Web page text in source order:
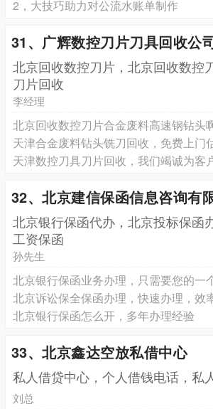
2，大技巧助力对公流水账单制作
31、广辉数控刀片刀具回收公
北京回收数控刀片，北京回收数控
刀片回收
李经理
北京回收数控刀片合金废料高速钢钻头
天津合金废料钻头铣刀回收，免费上门
天津数控刀具刀片回收，我们竭诚为客
32、北京建信保函信息咨询有
北京银行保函代办，北京投标保函
工资保函
孙先生
北京银行保函业务办理，只需要您的一
北京诉讼保全保函办理，快速办理，效
北京银行保函怎么开，多年办理经验
33、北京鑫达空放私借中心
私人借贷中心，个人借钱电话，私
刘总